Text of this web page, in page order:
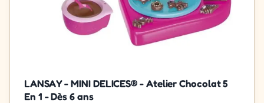
LANSAY - MINI DELICES® - Atelier Chocolat 5
En 1 - Dès 6 ans